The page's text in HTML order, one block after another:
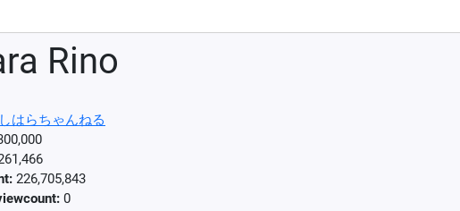
Rino
はらちゃんねる
226,705,843
0